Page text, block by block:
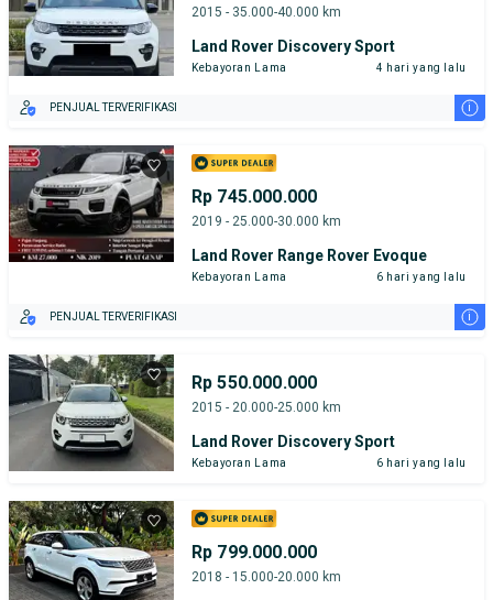
2015 - 35.000-40.000 km
Land Rover Discovery Sport
Kebayoran Lama 4 hari yang lalu
PENJUAL TERVERIFIKASI i
Rp 745.000.000
2019 - 25.000-30.000 km
Land Rover Range Rover Evoque
Kebayoran Lama 6 hari yang lalu
PENJUAL TERVERIFIKASI i
Rp 550.000.000
2015 - 20.000-25.000 km
Land Rover Discovery Sport
Kebayoran Lama 6 hari yang lalu
Rp 799.000.000
2018 - 15.000-20.000 km